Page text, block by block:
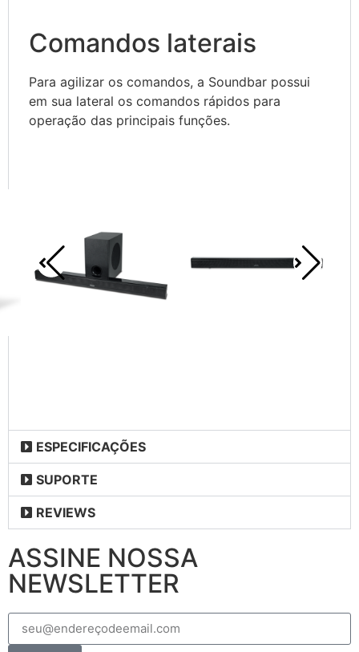
Comandos laterais
Para agilizar os comandos, a Soundbar possui
em sua lateral os comandos rápidos para
operação das principais funções.
ESPECIFICAÇÕES
SUPORTE
REVIEWS
ASSINE NOSSA
NEWSLETTER